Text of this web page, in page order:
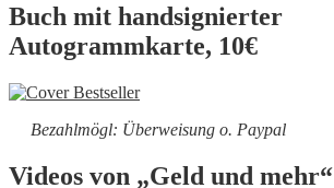
Buch mit handsignierter
Autogrammkarte, 10€
Bezahlmögl: Überweisung o. Paypal
Videos von „Geld und mehr“